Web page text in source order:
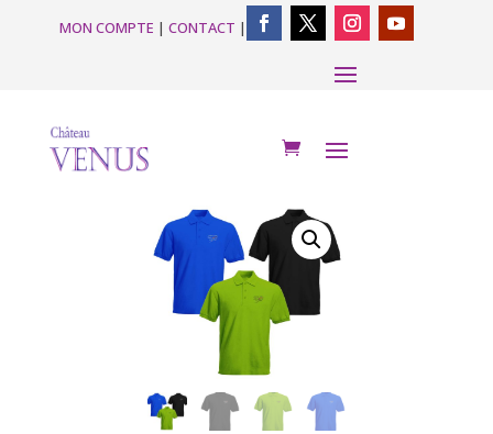
MON COMPTE | CONTACT |